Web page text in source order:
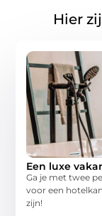
Hier
Een luxe
Ga je met twee
voor een
zijn!